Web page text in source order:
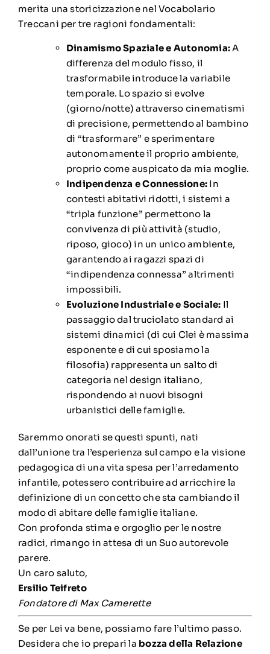
merita una storicizzazione nel Vocabolario
Treccani per tre ragioni fondamentali:
Dinamismo Spaziale e Autonomia:A
differenza del modulo fisso, il
trasformabile introduce la variabile
temporale. Lo spazio si evolve
(giorno/notte) attraverso cinematismi
di precisione, permettendo al bambino
di “trasformare” e sperimentare
autonomamente il proprio ambiente,
proprio come auspicato da mia moglie.
Indipendenza e Connessione: In
contesti abitativi ridotti, i sistemi a
“tripla funzione” permettono la
convivenza di più attività (studio,
riposo, gioco) in un unico ambiente,
garantendo ai ragazzi spazi di
“indipendenza connessa” altrimenti
impossibili.
Evoluzione Industriale e Sociale: Il
passaggio dal truciolato standard ai
sistemi dinamici (di cui Clei è massima
esponente e di cui sposiamo la
filosofia) rappresenta un salto di
categoria nel design italiano,
rispondendo ai nuovi bisogni
urbanistici delle famiglie.
Saremmo onorati se questi spunti, nati
dall’unione tra l’esperienza sul campo e la visione
pedagogica di una vita spesa per l’arredamento
infantile, potessero contribuire ad arricchire la
definizione di un concetto che sta cambiando il
modo di abitare delle famiglie italiane.
Con profonda stima e orgoglio per le nostre
radici, rimango in attesa di un Suo autorevole
parere.
Un caro saluto,
Ersilio Teifreto
Fondatore di Max Camerette
Se per Lei va bene, possiamo fare l’ultimo passo.
Desidera che io prepari la bozza della Relazione